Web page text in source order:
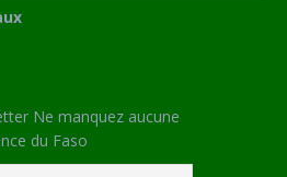
Ne manquez aucune
du Faso